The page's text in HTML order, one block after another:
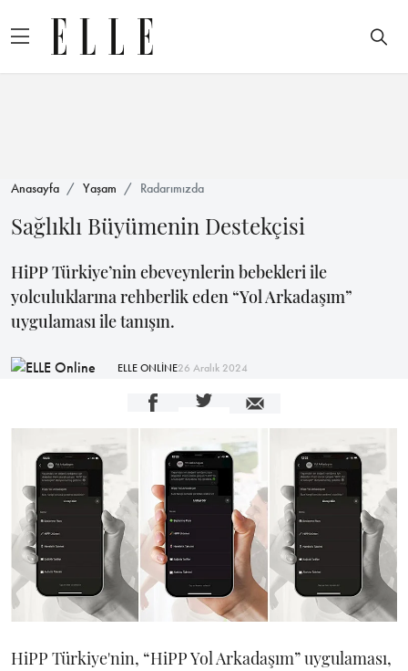
Anasayfa Yaşam Radarımızda
Sağlıklı Büyümenin Destekçisi
HiPP Türkiye’nin ebeveynlerin bebekleri ile
yolculuklarına rehberlik eden “Yol Arkadaşım”
uygulaması ile tanışın.
ELLE ONLİNE26 Aralık 2024
HiPP Türkiye'nin, “HiPP Yol Arkadaşım” uygulaması,